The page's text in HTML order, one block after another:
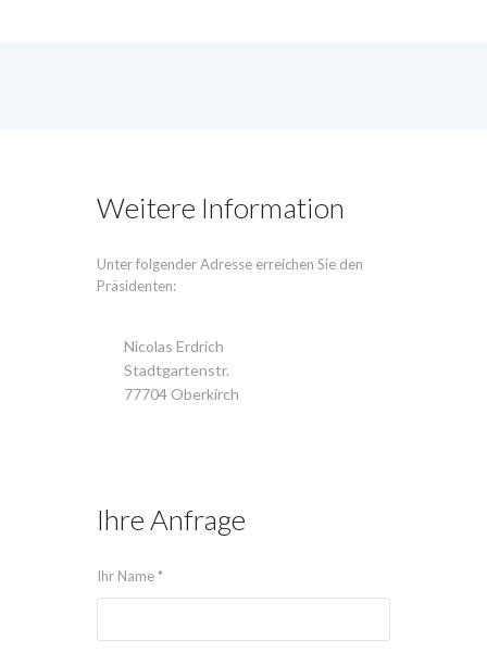
Weitere Information
Unter folgender Adresse erreichen Sie den
Präsidenten:
Nicolas Erdrich
Stadtgartenstr.
77704 Oberkirch
Ihre Anfrage
Ihr Name *